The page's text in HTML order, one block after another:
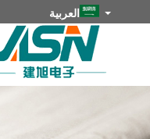
العربية